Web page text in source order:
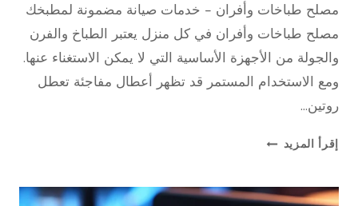
repaircookers
مصلح طباخات وأفران – خدمات صيانة مضمونة لمطبخك
مصلح طباخات وأفران في كل منزل يعتبر الطباخ والفرن
والجولة من الأجهزة الأساسية التي لا يمكن الاستغناء عنها.
ومع الاستخدام المستمر قد تظهر أعطال مفاجئة تعطل
روتين…
إقرأ المزيد مصلح
–